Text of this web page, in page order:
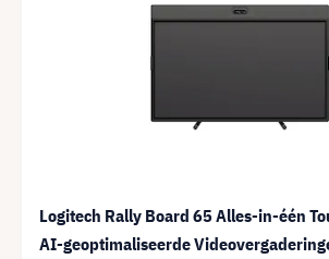
Logitech Rally Board 65 Alles-in-één
AI-geoptimaliseerde